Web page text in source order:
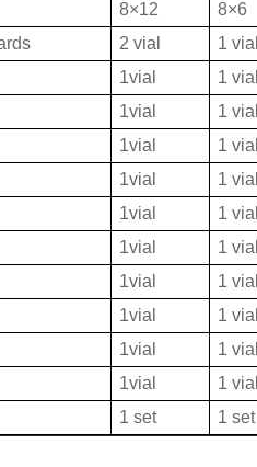
8×12 8×6
2 vial 1 vial
1vial 1 vial
1vial 1 vial
1vial 1 vial
1vial 1 vial
1vial 1 vial
1vial 1 vial
1vial 1 vial
1vial 1 vial
1vial 1 vial
1vial 1 vial
1 set 1 set